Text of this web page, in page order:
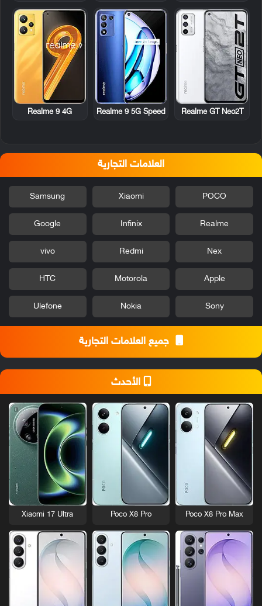
Realme GT Neo2T
Realme 9 5G Speed
Realme 9 4G
العلامات التجارية
POCO
Xiaomi
Samsung
Realme
Infinix
Google
Nex
Redmi
vivo
Apple
Motorola
HTC
Sony
Nokia
Ulefone
جميع العلامات التجارية
الأحدث
Poco X8 Pro Max
Poco X8 Pro
Xiaomi 17 Ultra